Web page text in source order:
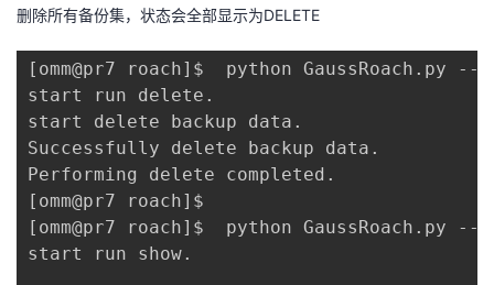
删除所有备份集，状态会全部显示为DELETE
[omm@pr7 roach]$  python
start run delete.
start delete backup data.
Successfully delete backup data.
Performing delete completed.
[omm@pr7 roach]$
[omm@pr7 roach]$  python
start run show.